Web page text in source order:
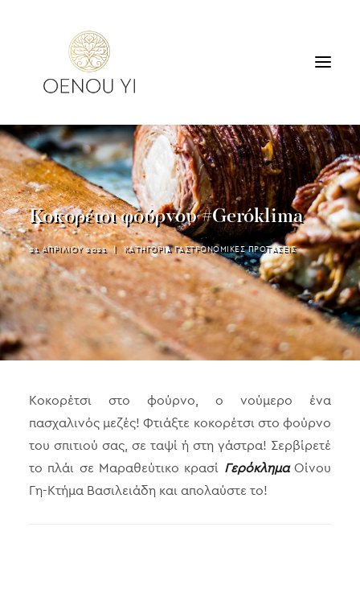
ΟΙΝΟΠΟΙΕΙΟ
ΠΡΟΪΟΝΤΑ
ΠΕΡΙΗΓΗΣΕΙΣ & ΓΕΥΣΙΓΝΩΣΙΑ
ΔΙΑΜΟΝΗ
ΕΠΙΚΟΙΝΩΝΙΑ
SEARCH
Κοκορέτσι φούρνου #Geróklima
21 ΑΠΡΙΛΙΟΥ 2021 | ΚΑΤΗΓΟΡΙΑΓΑΣΤΡΟΝΟΜΙΚΕΣ ΠΡΟΤΑΣΕΙΣ
Κοκορέτσι στο φούρνο, ο νούμερο ένα
πασχαλινός μεζές! Φτιάξτε κοκορέτσι στο φούρνο
του σπιτιού σας, σε ταψί ή στη γάστρα! Σερβίρετέ
το πλάι σε Μαραθεύτικο κρασί ΓερόκλημαΟίνου
Γη-Κτήμα Βασιλειάδη και απολαύστε το!